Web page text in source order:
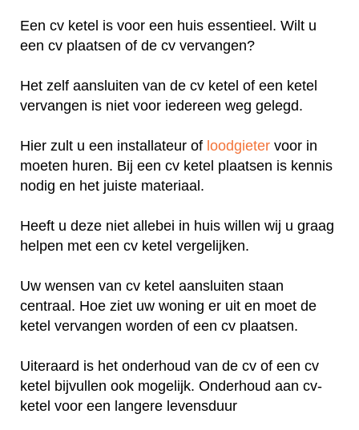
Een cv ketel is voor een huis essentieel. Wilt u
een cv plaatsen of de cv vervangen?
Het zelf aansluiten van de cv ketel of een ketel
vervangen is niet voor iedereen weg gelegd.
Hier zult u een installateur of loodgieter voor in
moeten huren. Bij een cv ketel plaatsen is kennis
nodig en het juiste materiaal.
Heeft u deze niet allebei in huis willen wij u graag
helpen met een cv ketel vergelijken.
Uw wensen van cv ketel aansluiten staan
centraal. Hoe ziet uw woning er uit en moet de
ketel vervangen worden of een cv plaatsen.
Uiteraard is het onderhoud van de cv of een cv
ketel bijvullen ook mogelijk. Onderhoud aan cv-
ketel voor een langere levensduur